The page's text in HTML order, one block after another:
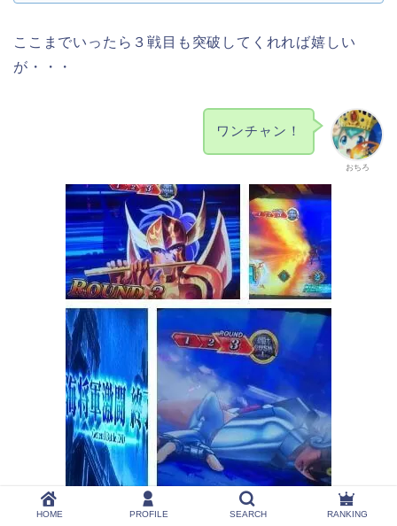
ここまでいったら３戦目も突破してくれれば嬉しい
が・・・
おちろ
ワンチャン！
HOME PROFILE SEARCH RANKING